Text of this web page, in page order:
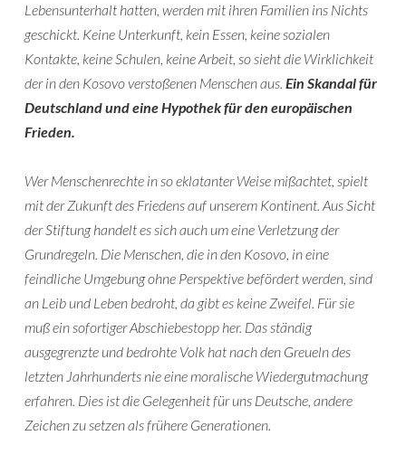
Lebensunterhalt hatten, werden mit ihren Familien ins Nichts
geschickt. Keine Unterkunft, kein Essen, keine sozialen
Kontakte, keine Schulen, keine Arbeit, so sieht die Wirklichkeit
der in den Kosovo verstoßenen Menschen aus. Ein Skandal für
Deutschland und eine Hypothek für den europäischen
Frieden.
Wer Menschenrechte in so eklatanter Weise mißachtet, spielt
mit der Zukunft des Friedens auf unserem Kontinent. Aus Sicht
der Stiftung handelt es sich auch um eine Verletzung der
Grundregeln. Die Menschen, die in den Kosovo, in eine
feindliche Umgebung ohne Perspektive befördert werden, sind
an Leib und Leben bedroht, da gibt es keine Zweifel. Für sie
muß ein sofortiger Abschiebestopp her. Das ständig
ausgegrenzte und bedrohte Volk hat nach den Greueln des
letzten Jahrhunderts nie eine moralische Wiedergutmachung
erfahren. Dies ist die Gelegenheit für uns Deutsche, andere
Zeichen zu setzen als frühere Generationen.